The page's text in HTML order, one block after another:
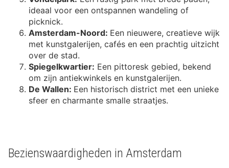
ideaal voor een ontspannen wandeling of
picknick.
Amsterdam-Noord: Een nieuwere, creatieve wijk
met kunstgalerijen, cafés en een prachtig uitzicht
over de stad.
Spiegelkwartier: Een pittoresk gebied, bekend
om zijn antiekwinkels en kunstgalerijen.
De Wallen: Een historisch district met een unieke
sfeer en charmante smalle straatjes.
Bezienswaardigheden in Amsterdam